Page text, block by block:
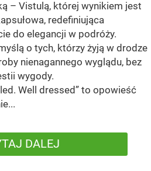
– Vistulą, której wynikiem jest
redefiniująca
do elegancji w podróży.
o tych, którzy żyją w drodze
nienagannego wyglądu, bez
wygody.
Well dressed” to opowieść
DALEJ